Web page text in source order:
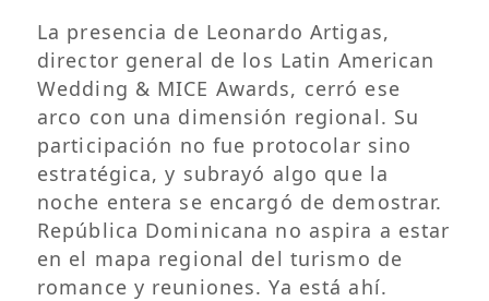
La presencia de Leonardo Artigas,
director general de los Latin American
Wedding & MICE Awards, cerró ese
arco con una dimensión regional. Su
participación no fue protocolar sino
estratégica, y subrayó algo que la
noche entera se encargó de demostrar.
República Dominicana no aspira a estar
en el mapa regional del turismo de
romance y reuniones. Ya está ahí.